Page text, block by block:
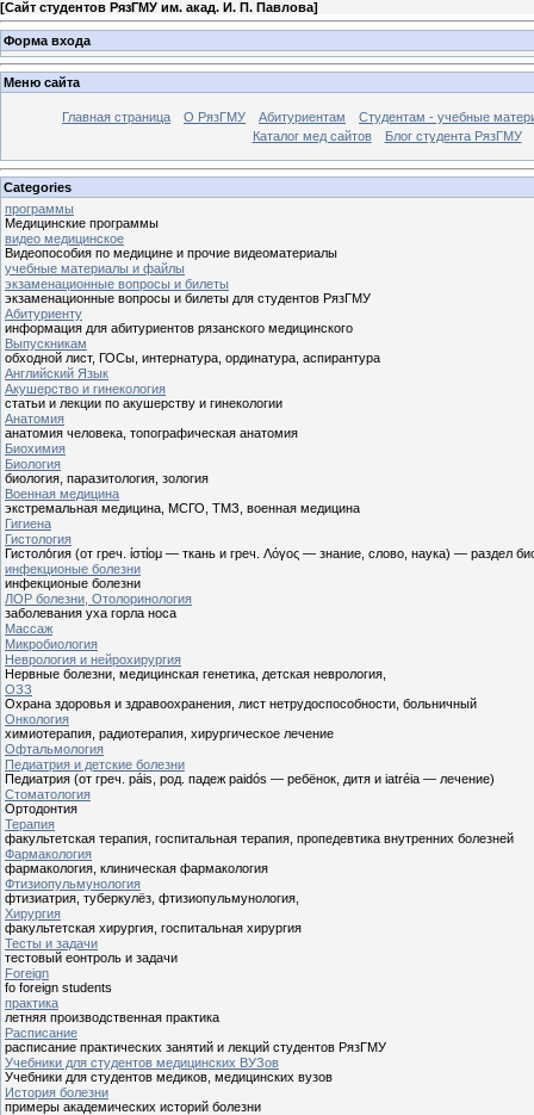
[Сайт студентов РязГМУ им. акад. И. П. Павлова]
Форма входа
Меню сайта
Главная страница О РязГМУ Абитуриентам
Студентам - учебные
Каталог мед сайтов
Блог студента РязГМУ
Categories
программы
Медицинские программы
видео медицинское
Видеопособия по медицине и прочие видеоматериалы
учебные материалы и файлы
экзаменационные вопросы и билеты
экзаменационные вопросы и билеты для студентов РязГМУ
Абитуриенту
информация для абитуриентов рязанского медицинского
Выпускникам
обходной лист, ГОСы, интернатура, ординатура, аспирантура
Английский Язык
Акушерство и гинекология
статьи и лекции по акушерству и гинекологии
Анатомия
анатомия человека, топографическая анатомия
Биохимия
Биология
биология, паразитология, зология
Военная медицина
экстремальная медицина, МСГО, ТМЗ, военная медицина
Гигиена
Гистология
Гистоло́гия (от греч. ίστίομ — ткань и греч. Λόγος — знание, слово, наука) — раздел
инфекционые болезни
инфекционые болезни
ЛОР болезни, Отолоринология
заболевания уха горла носа
Массаж
Микробиология
Неврология и нейрохирургия
Нервные болезни, медицинская генетика, детская неврология,
ОЗЗ
Охрана здоровья и здравоохранения, лист нетрудоспособности, больничный
Онкология
химиотерапия, радиотерапия, хирургическое лечение
Офтальмология
Педиатрия и детские болезни
Педиатрия (от греч. páis, род. падеж paidós — ребёнок, дитя и iatréia — лечение)
Стоматология
Ортодонтия
Терапия
факультетская терапия, госпитальная терапия, пропедевтика внутренних болезней
Фармакология
фармакология, клиническая фармакология
Фтизиопульмунология
фтизиатрия, туберкулёз, фтизиопульмунология,
Хирургия
факультетская хирургия, госпитальная хирургия
Тесты и задачи
тестовый еонтроль и задачи
Foreign
fo foreign students
практика
летняя производственная практика
Расписание
расписание практических занятий и лекций студентов РязГМУ
Учебники для студентов медицинских ВУЗов
Учебники для студентов медиков, медицинских вузов
История болезни
примеры академических историй болезни